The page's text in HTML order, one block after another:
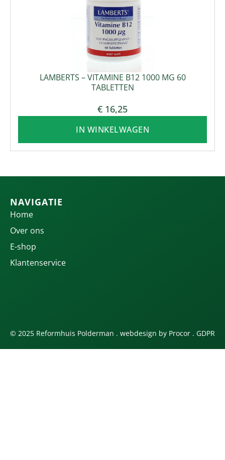
LAMBERTS – VITAMINE B12 1000 ΜG 60
TABLETTEN
€ 16,25
IN WINKELWAGEN
NAVIGATIE
Home
Over ons
E-shop
Klantenservice
© 2025 Reformhuis Polderman . webdesign by Procor . GDPR